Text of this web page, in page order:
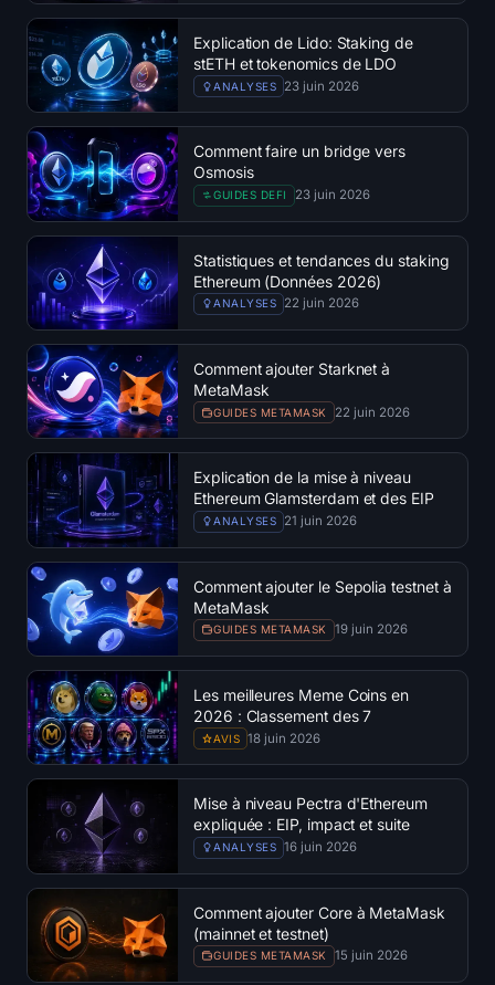
Explication de Lido: Staking de
stETH et tokenomics de LDO
ANALYSES 23 juin 2026
Comment faire un bridge vers
Osmosis
GUIDES DEFI 23 juin 2026
Statistiques et tendances du staking
Ethereum (Données 2026)
ANALYSES 22 juin 2026
Comment ajouter Starknet à
MetaMask
GUIDES METAMASK 22 juin 2026
Explication de la mise à niveau
Ethereum Glamsterdam et des EIP
ANALYSES 21 juin 2026
Comment ajouter le Sepolia testnet à
MetaMask
GUIDES METAMASK 19 juin 2026
Les meilleures Meme Coins en
2026 : Classement des 7
principales cryptos mèmes
AVIS 18 juin 2026
Mise à niveau Pectra d'Ethereum
expliquée : EIP, impact et suite
ANALYSES 16 juin 2026
Comment ajouter Core à MetaMask
(mainnet et testnet)
GUIDES METAMASK 15 juin 2026